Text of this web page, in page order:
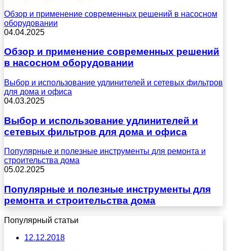
Обзор и применение современных решений в насосном
оборудовании
04.04.2025
Обзор и применение современных решений
в насосном оборудовании
Выбор и использование удлинителей и сетевых фильтров
для дома и офиса
04.03.2025
Выбор и использование удлинителей и
сетевых фильтров для дома и офиса
Популярные и полезные инструменты для ремонта и
строительства дома
05.02.2025
Популярные и полезные инструменты для
ремонта и строительства дома
Популярный статьи
12.12.2018